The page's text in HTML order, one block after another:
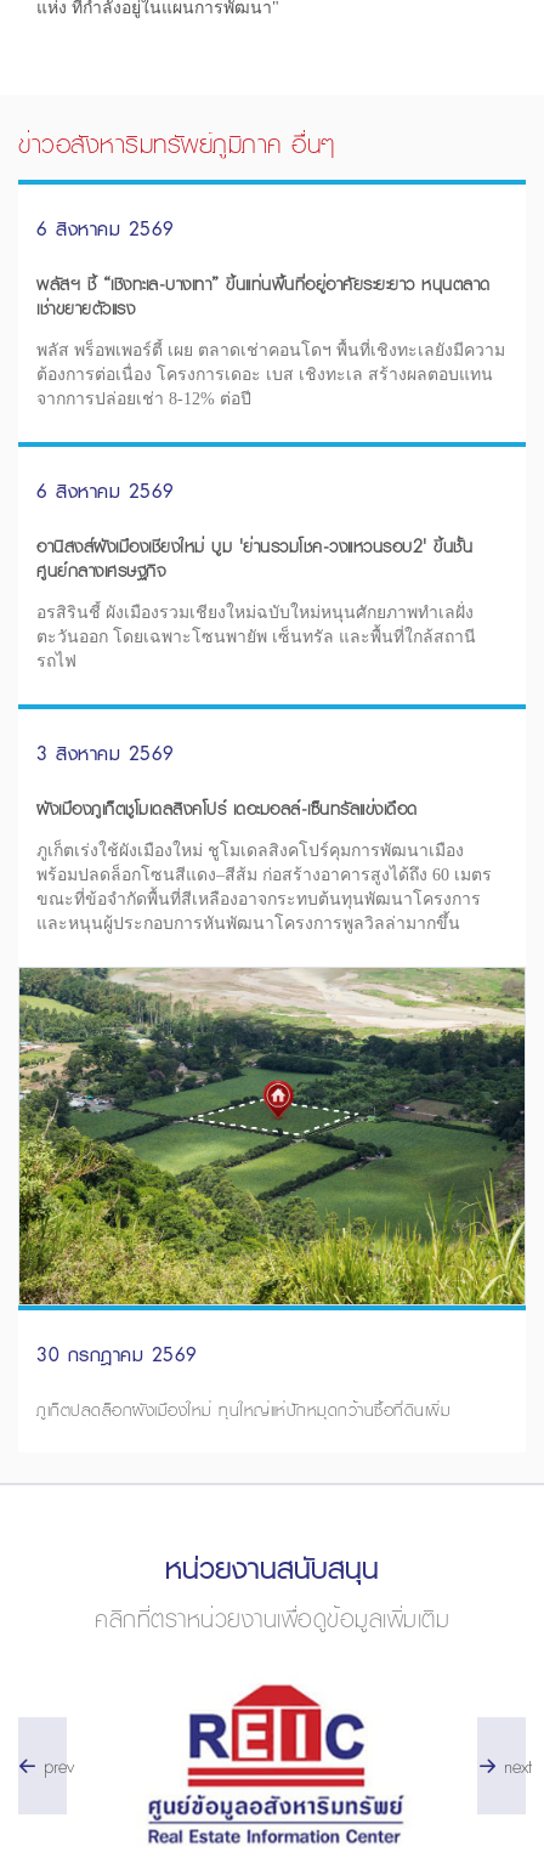
แห่ง ที่กำลังอยู่ในแผนการพัฒนา"
ข่าวอสังหาริมทรัพย์ภูมิภาค อื่นๆ
6 สิงหาคม 2569
พลัสฯ ชี้ “เชิงทะเล-บางเทา” ขึ้นแท่นพื้นที่อยู่อาศัยระยะยาว หนุนตลาด
เช่าขยายตัวแรง
พลัส พร็อพเพอร์ตี้ เผย ตลาดเช่าคอนโดฯ พื้นที่เชิงทะเลยังมีความ
ต้องการต่อเนื่อง โครงการเดอะ เบส เชิงทะเล สร้างผลตอบแทน
จากการปล่อยเช่า 8-12% ต่อปี
6 สิงหาคม 2569
อานิสงส์ผังเมืองเชียงใหม่ บูม 'ย่านรวมโชค-วงแหวนรอบ2' ขึ้นชั้น
ศูนย์กลางเศรษฐกิจ
อรสิรินชี้ ผังเมืองรวมเชียงใหม่ฉบับใหม่หนุนศักยภาพทำเลฝั่ง
ตะวันออก โดยเฉพาะโซนพายัพ เซ็นทรัล และพื้นที่ใกล้สถานี
รถไฟ
3 สิงหาคม 2569
ผังเมืองภูเก็ตชูโมเดลสิงคโปร์ เดอะมอลล์-เซ็นทรัลแข่งเดือด
ภูเก็ตเร่งใช้ผังเมืองใหม่ ชูโมเดลสิงคโปร์คุมการพัฒนาเมือง
พร้อมปลดล็อกโซนสีแดง–สีส้ม ก่อสร้างอาคารสูงได้ถึง 60 เมตร
ขณะที่ข้อจำกัดพื้นที่สีเหลืองอาจกระทบต้นทุนพัฒนาโครงการ
และหนุนผู้ประกอบการหันพัฒนาโครงการพูลวิลล่ามากขึ้น
30 กรกฎาคม 2569
ภูเก็ตปลดล็อกผังเมืองใหม่ ทุนใหญ่แห่ปักหมุดกว้านซื้อที่ดินเพิ่ม
หน่วยงานสนับสนุน
คลิกที่ตราหน่วยงานเพื่อดูข้อมูลเพิ่มเติม
prev next